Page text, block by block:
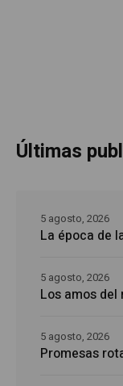
Últimas
La época de
5 agosto, 2026
Los amos del
5 agosto, 2026
Promesas
5 agosto, 2026